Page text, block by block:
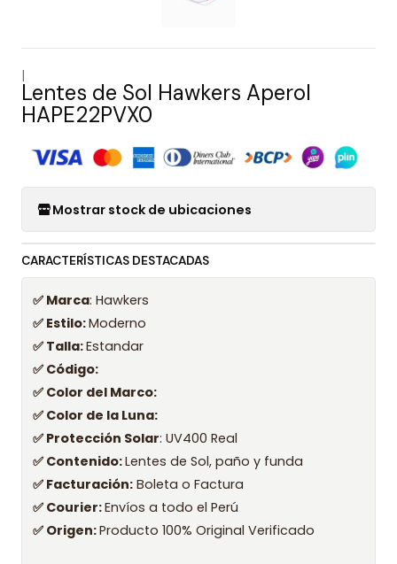
|
Lentes de Sol Hawkers Aperol
HAPE22PVX0
Mostrar stock de ubicaciones
CARACTERÍSTICAS DESTACADAS
✅ Marca: Hawkers
✅ Estilo:Moderno
✅ Talla:Estandar
✅ Código:
✅ Color del Marco:
✅ Color de la Luna:
✅ Protección Solar: UV400 Real
✅ Contenido:Lentes de Sol, paño y funda
✅ Facturación: Boleta o Factura
✅ Courier:Envíos a todo el Perú
✅ Origen:Producto 100% Original Verificado